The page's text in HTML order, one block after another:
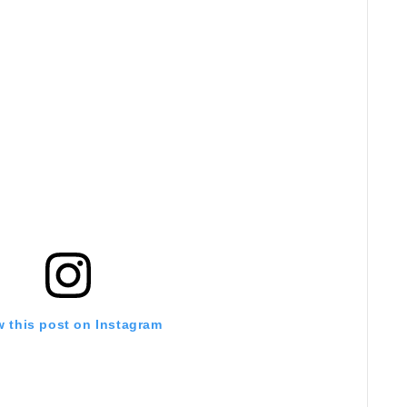
this post on Instagram